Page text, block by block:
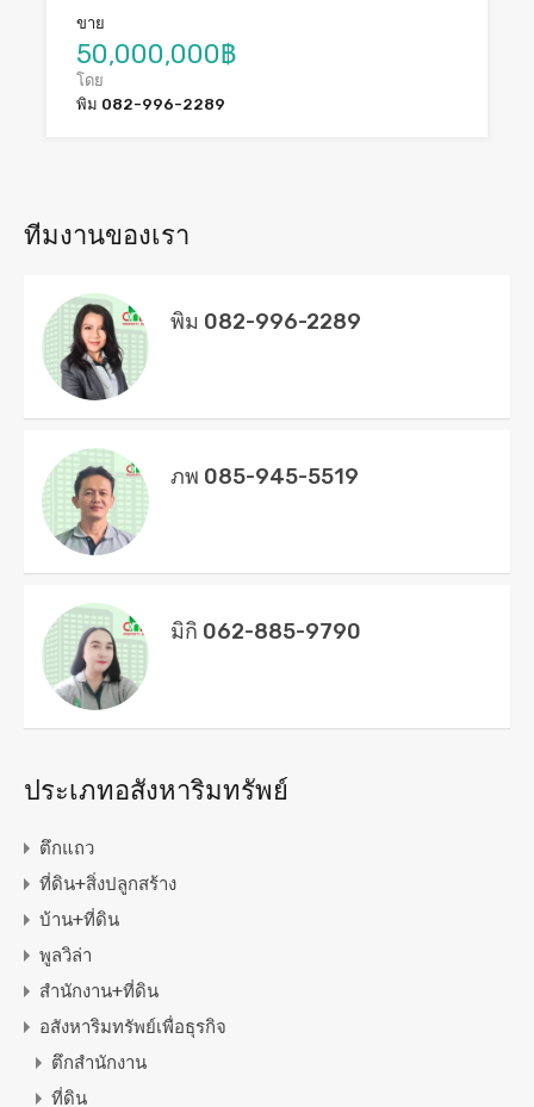
ขาย
50,000,000฿
โดย
พิม 082-996-2289
ทีมงานของเรา
พิม 082-996-2289
ภพ 085-945-5519
มิกิ 062-885-9790
ประเภทอสังหาริมทรัพย์
ตึกแถว
ที่ดิน+สิ่งปลูกสร้าง
บ้าน+ที่ดิน
พูลวิล่า
สำนักงาน+ที่ดิน
อสังหาริมทรัพย์เพื่อธุรกิจ
ตึกสำนักงาน
ที่ดิน